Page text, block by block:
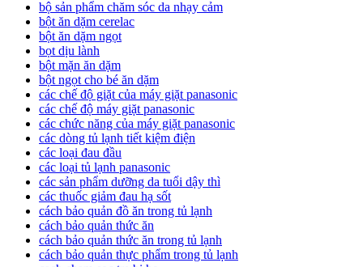
bộ sản phẩm chăm sóc da nhạy cảm
bột ăn dặm cerelac
bột ăn dặm ngọt
bọt dịu lành
bột mặn ăn dặm
bột ngọt cho bé ăn dặm
các chế độ giặt của máy giặt panasonic
các chế độ máy giặt panasonic
các chức năng của máy giặt panasonic
các dòng tủ lạnh tiết kiệm điện
các loại đau đầu
các loại tủ lạnh panasonic
các sản phẩm dưỡng da tuổi dậy thì
các thuốc giảm đau hạ sốt
cách bảo quản đồ ăn trong tủ lạnh
cách bảo quản thức ăn
cách bảo quản thức ăn trong tủ lạnh
cách bảo quản thực phẩm trong tủ lạnh